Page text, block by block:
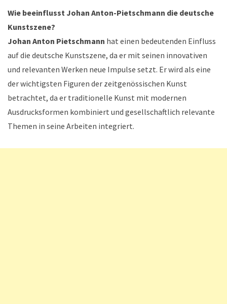
Wie beeinflusst Johan Anton-Pietschmann die deutsche
Kunstszene?
Johan Anton Pietschmann hat einen bedeutenden Einfluss
auf die deutsche Kunstszene, da er mit seinen innovativen
und relevanten Werken neue Impulse setzt. Er wird als eine
der wichtigsten Figuren der zeitgenössischen Kunst
betrachtet, da er traditionelle Kunst mit modernen
Ausdrucksformen kombiniert und gesellschaftlich relevante
Themen in seine Arbeiten integriert.